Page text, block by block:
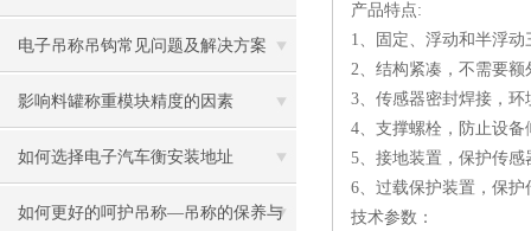
电子吊称吊钩常见问题及解决方案
影响料罐称重模块精度的因素
如何选择电子汽车衡安装地址
如何更好的呵护吊称—吊称的保养与
产品特点:
1、固定、浮动和半浮
2、结构紧凑，不需要额
3、传感器密封焊接，环
4、支撑螺栓，防止设
5、接地装置，保护传
6、过载保护装置，保
技术参数：